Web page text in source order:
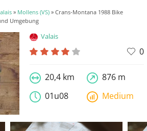
» Mollens (VS) » Crans-Montana 1988 Bike
Umgebung
Valais
0
20,4 km
876 m
01u08
Medium